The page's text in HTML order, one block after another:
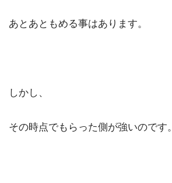
あとあともめる事はあります。
しかし、
その時点でもらった側が強いのです。